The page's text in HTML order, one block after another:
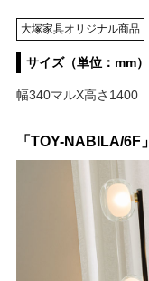
大塚家具オリジナル商品
サイズ（単位：mm）
幅340マルX高さ1400
「TOY-NABILA/6F」